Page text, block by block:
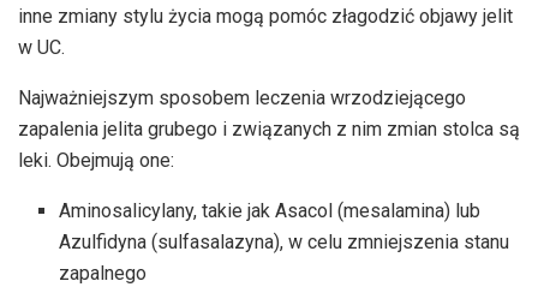
inne zmiany stylu życia mogą pomóc złagodzić objawy jelit
w UC.
Najważniejszym sposobem leczenia wrzodziejącego
zapalenia jelita grubego i związanych z nim zmian stolca są
leki. Obejmują one:
Aminosalicylany, takie jak Asacol (mesalamina) lub
Azulfidyna (sulfasalazyna), w celu zmniejszenia stanu
zapalnego